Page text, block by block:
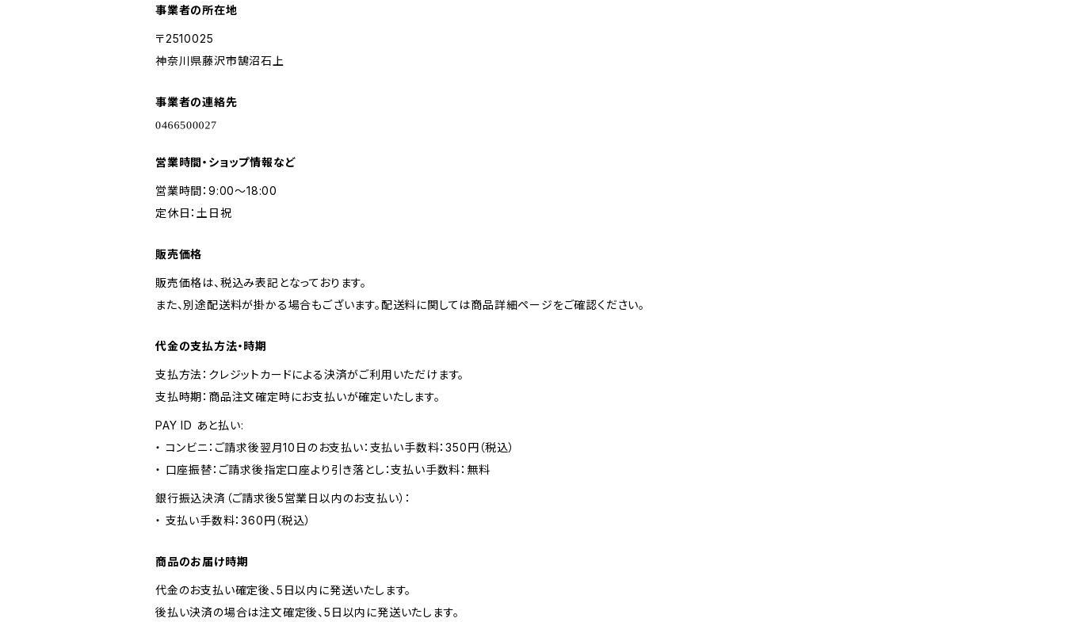
事業者の所在地
〒2510025
神奈川県藤沢市鵠沼石上
事業者の連絡先
営業時間・ショップ情報など
営業時間：9:00～18:00
定休日：土日祝
販売価格
販売価格は、税込み表記となっております。
また、別途配送料が掛かる場合もございます。配送料に関しては商品詳細ページをご確認ください。
代金の支払方法・時期
支払方法：クレジットカードによる決済がご利用いただけます。
支払時期：商品注文確定時にお支払いが確定いたします。
PAY ID あと払い:
・ コンビニ：ご請求後翌月10日のお支払い：支払い手数料：350円（税込）
・ 口座振替：ご請求後指定口座より引き落とし：支払い手数料：無料
銀行振込決済（ご請求後5営業日以内のお支払い）：
・ 支払い手数料：360円（税込）
商品のお届け時期
代金のお支払い確定後、5日以内に発送いたします。
後払い決済の場合は注文確定後、5日以内に発送いたします。